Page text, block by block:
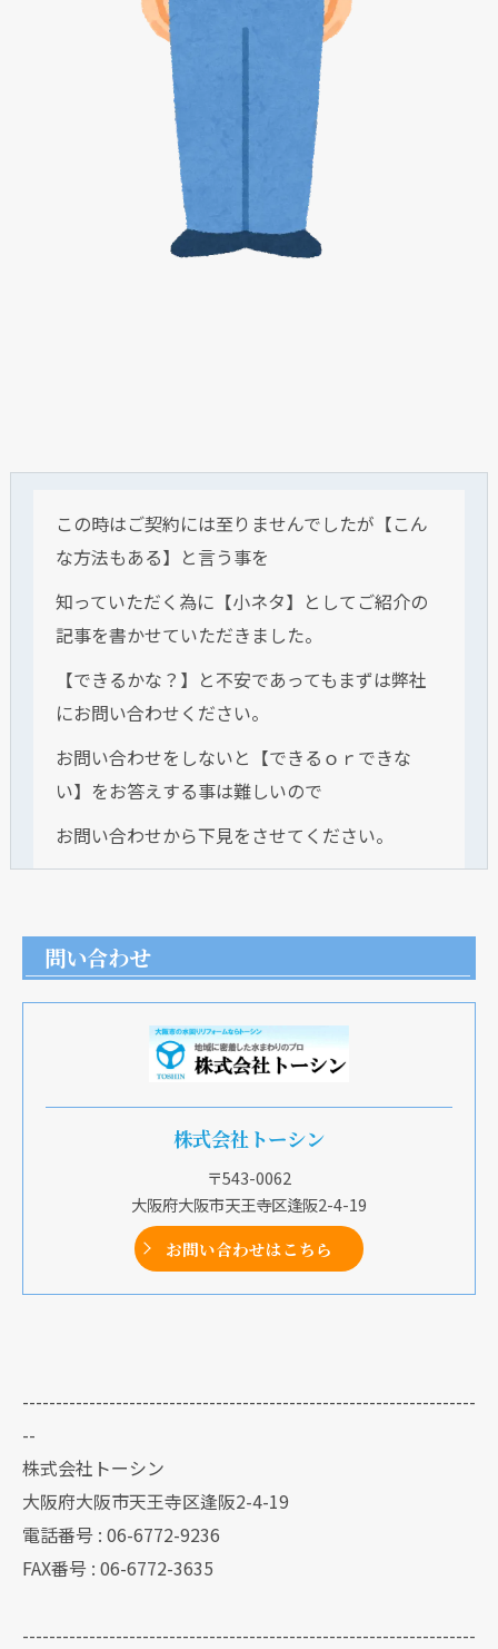
この時はご契約には至りませんでしたが【こん
な方法もある】と言う事を
知っていただく為に【小ネタ】としてご紹介の
記事を書かせていただきました。
【できるかな？】と不安であってもまずは弊社
にお問い合わせください。
お問い合わせをしないと【できるｏｒできな
い】をお答えする事は難しいので
お問い合わせから下見をさせてください。
問い合わせ
株式会社トーシン
〒543-0062
大阪府大阪市天王寺区逢阪2-4-19
お問い合わせはこちら
--------------------------------------------------------------------
--
株式会社トーシン
大阪府大阪市天王寺区逢阪2-4-19
電話番号 : 06-6772-9236
FAX番号 : 06-6772-3635
--------------------------------------------------------------------